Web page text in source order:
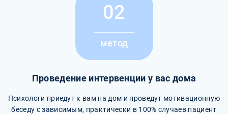
02
метод
Проведение интервенции у вас дома
Психологи приедут к вам на дом и проведут мотивационную
беседу с зависимым, практически в 100% случаев пациент